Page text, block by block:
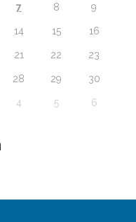
7 8 9
14 15 16
21 22 23
28 29 30
4 5 6